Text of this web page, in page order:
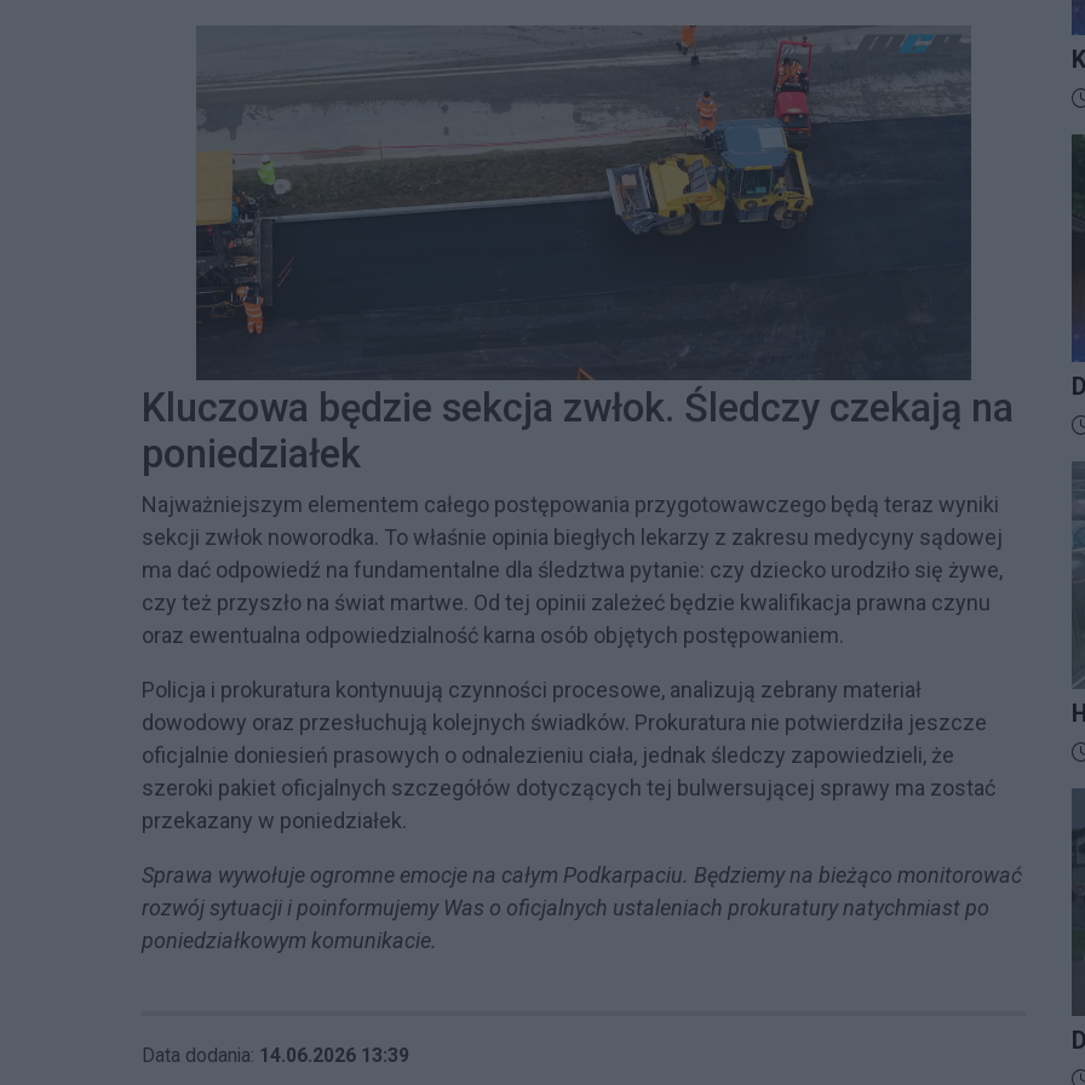
Kluczowa będzie sekcja zwłok. Śledczy czekają na
poniedziałek
Najważniejszym elementem całego postępowania przygotowawczego będą teraz wyniki
sekcji zwłok noworodka. To właśnie opinia biegłych lekarzy z zakresu medycyny sądowej
ma dać odpowiedź na fundamentalne dla śledztwa pytanie: czy dziecko urodziło się żywe,
czy też przyszło na świat martwe. Od tej opinii zależeć będzie kwalifikacja prawna czynu
oraz ewentualna odpowiedzialność karna osób objętych postępowaniem.
Policja i prokuratura kontynuują czynności procesowe, analizują zebrany materiał
dowodowy oraz przesłuchują kolejnych świadków. Prokuratura nie potwierdziła jeszcze
oficjalnie doniesień prasowych o odnalezieniu ciała, jednak śledczy zapowiedzieli, że
szeroki pakiet oficjalnych szczegółów dotyczących tej bulwersującej sprawy ma zostać
przekazany w poniedziałek.
Sprawa wywołuje ogromne emocje na całym Podkarpaciu. Będziemy na bieżąco monitorować
rozwój sytuacji i poinformujemy Was o oficjalnych ustaleniach prokuratury natychmiast po
poniedziałkowym komunikacie.
Data dodania: 14.06.2026 13:39